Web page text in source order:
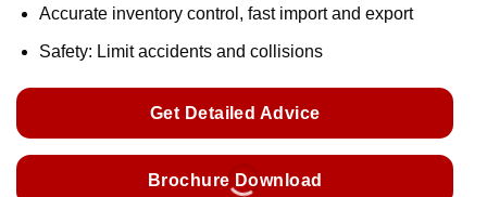
Accurate inventory control, fast import and export
Safety: Limit accidents and collisions
Get Detailed Advice
Brochure Download